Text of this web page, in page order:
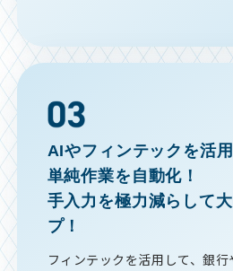
AIやフィンテックを活用
単純作業を自動化！
手入力を極力減らして
プ！
フィンテックを活用して、銀